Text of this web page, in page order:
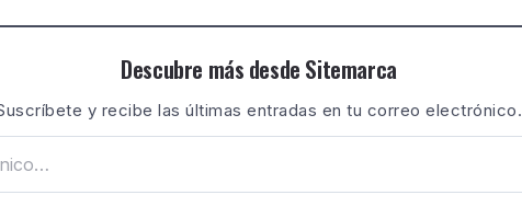
Descubre más desde Sitemarca
y recibe las últimas entradas en tu correo electrónico.